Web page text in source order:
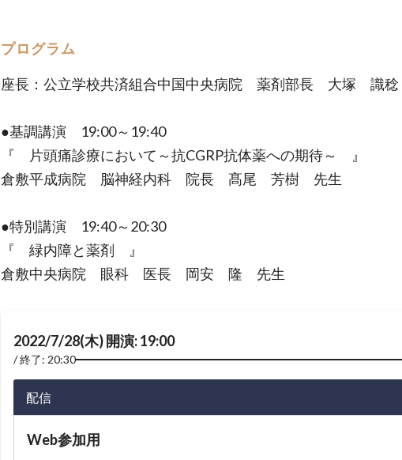
プログラム
座長：公立学校共済組合中国中央病院 薬剤部長 大塚 識
●基調講演 19:00～19:40
『 片頭痛診療において～抗CGRP抗体薬への期待～ 』
倉敷平成病院 脳神経内科 院長 髙尾 芳樹 先生
●特別講演 19:40～20:30
『 緑内障と薬剤 』
倉敷中央病院 眼科 医長 岡安 隆 先生
2022/7/28(木) 開演: 19:00
終了: 20:30
配信
Web参加用